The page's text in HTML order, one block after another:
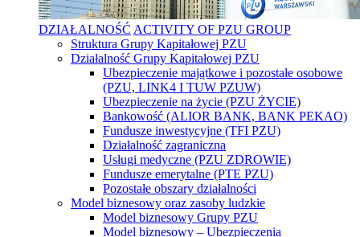
DZIAŁALNOŚĆ ACTIVITY OF PZU GROUP
Struktura Grupy Kapitałowej PZU
Działalność Grupy Kapitałowej PZU
Ubezpieczenie majątkowe i pozostałe osobowe
(PZU, LINK4 I TUW PZUW)
Ubezpieczenie na życie (PZU ŻYCIE)
Bankowość (ALIOR BANK, BANK PEKAO)
Fundusze inwestycyjne (TFI PZU)
Działalność zagraniczna
Usługi medyczne (PZU ZDROWIE)
Fundusze emerytalne (PTE PZU)
Pozostałe obszary działalności
Model biznesowy oraz zasoby ludzkie
Model biznesowy Grupy PZU
Model biznesowy – Ubezpieczenia